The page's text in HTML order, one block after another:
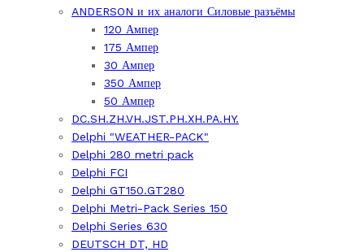
ANDERSON и их аналоги Силовые разъёмы
120 Ампер
175 Ампер
30 Ампер
350 Ампер
50 Ампер
DC.SH.ZH.VH.JST.PH.XH.PA.HY.
Delphi "WEATHER-PACK"
Delphi 280 metri pack
Delphi FCI
Delphi GT150.GT280
Delphi Metri-Pack Series 150
Delphi Series 630
DEUTSCH DT, HD